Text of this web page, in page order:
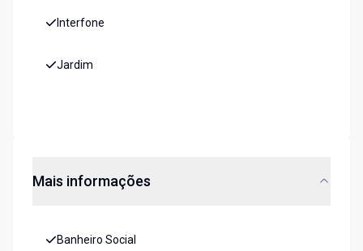
Interfone
Jardim
Mais informações
Banheiro Social